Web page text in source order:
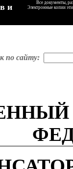
и
Все документы,
Электронные копии
по сайту: